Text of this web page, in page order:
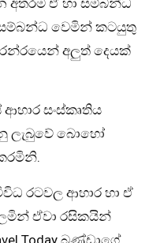
වෙමින් කටයුතු
අලුත් දෙයක්
සංස්කෘතිය
ලැබුවේ බොහෝ
රටවල ආහාර හා ඒ
ඒවා රසිකයින්
Today බණ්ඩාගේ